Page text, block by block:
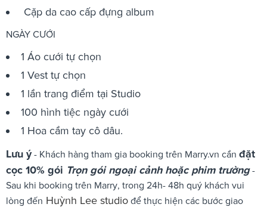
Cặp da cao cấp đựng album
NGÀY CƯỚI
1 Áo cưới tự chọn
1 Vest tự chọn
1 lần trang điểm tại Studio
100 hình tiệc ngày cưới
1 Hoa cầm tay cô dâu.
Lưu ý- Khách hàng tham gia booking trên Marry.vn cần đặt
cọc 10% gói Trọn gói ngoại cảnh hoặc phim trường-
Sau khi booking trên Marry, trong 24h- 48h quý khách vui
lòng đến Huỳnh Lee studio để thực hiện các bước giao